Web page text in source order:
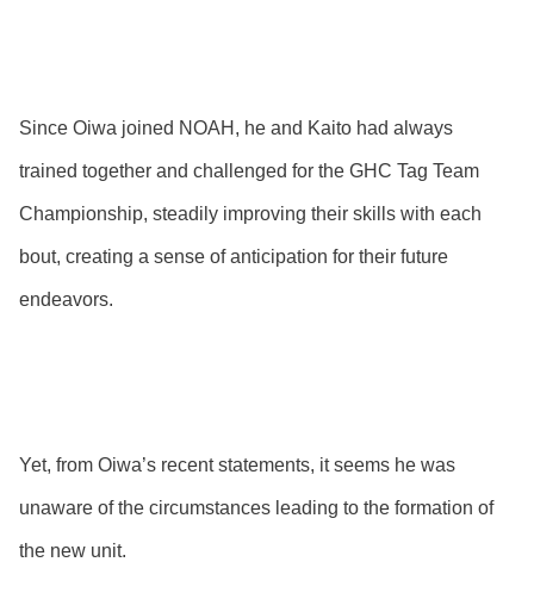
Since Oiwa joined NOAH, he and Kaito had always
trained together and challenged for the GHC Tag Team
Championship, steadily improving their skills with each
bout, creating a sense of anticipation for their future
endeavors.
Yet, from Oiwa’s recent statements, it seems he was
unaware of the circumstances leading to the formation of
the new unit.